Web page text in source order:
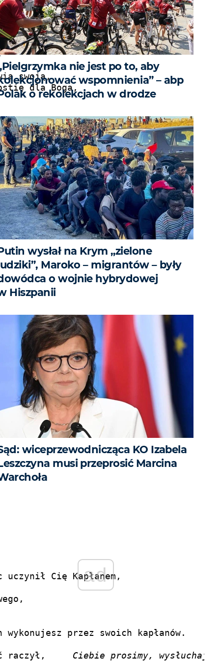
swoją,
dla Boga,
Cię Kapłanem,
przez swoich kapłanów.
Ciebie prosimy, wysłuchaj
nie jest po to, aby
wspomnienia” – abp
o rekolekcjach w drodze
wysłał na Krym „zielone
Maroko – migrantów – były
o wojnie hybrydowej
Hiszpanii
wiceprzewodnicząca KO Izabela
musi przeprosić Marcina
ad